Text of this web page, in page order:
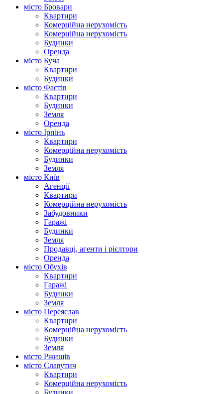
місто Бровари
Квартири
Комерційна нерухомість
Комерційна нерухомість
Будинки
Оренда
місто Буча
Квартири
Будинки
місто Фастів
Квартири
Будинки
Земля
Оренда
місто Ірпінь
Квартири
Комерційна нерухомість
Будинки
Земля
місто Київ
Агенції
Квартири
Комерційна нерухомість
Забудовники
Гаражі
Будинки
Земля
Продавці, агенти і рієлтори
Оренда
місто Обухів
Квартири
Гаражі
Будинки
Земля
місто Переяслав
Квартири
Комерційна нерухомість
Будинки
Земля
місто Ржищів
місто Славутич
Квартири
Комерційна нерухомість
Будинки